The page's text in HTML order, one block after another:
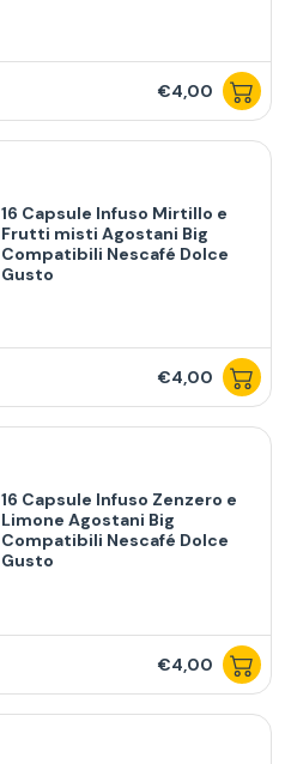
€4,00
16 Capsule Infuso Mirtillo e
Frutti misti Agostani Big
Compatibili Nescafé Dolce
Gusto
€4,00
16 Capsule Infuso Zenzero e
Limone Agostani Big
Compatibili Nescafé Dolce
Gusto
€4,00